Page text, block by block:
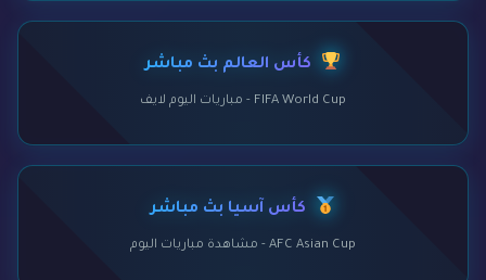
كأس العالم بث مباشر
FIFA World Cup - مباريات اليوم لايف
كأس آسيا بث مباشر
AFC Asian Cup - مشاهدة مباريات اليوم